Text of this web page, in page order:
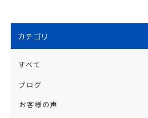
カテゴリ
すべて
ブログ
お客様の声